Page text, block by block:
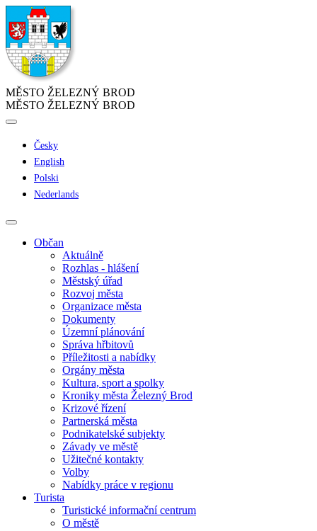
MĚSTO ŽELEZNÝ BROD
MĚSTO ŽELEZNÝ BROD
Česky
English
Polski
Nederlands
Občan
Aktuálně
Rozhlas - hlášení
Městský úřad
Rozvoj města
Organizace města
Dokumenty
Územní plánování
Správa hřbitovů
Příležitosti a nabídky
Orgány města
Kultura, sport a spolky
Kroniky města Železný Brod
Krizové řízení
Partnerská města
Podnikatelské subjekty
Závady ve městě
Užitečné kontakty
Volby
Nabídky práce v regionu
Turista
Turistické informační centrum
O městě